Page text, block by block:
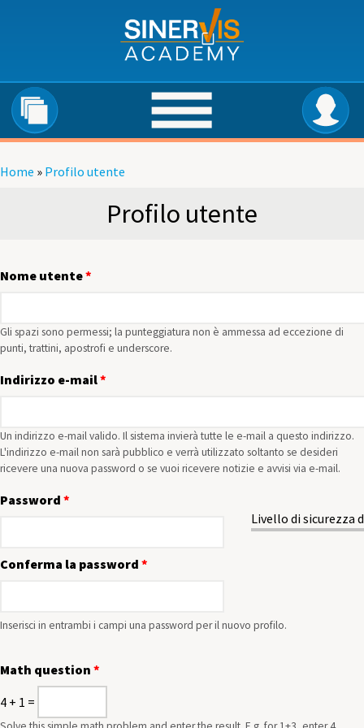
Home » Profilo utente
Profilo utente
Nome utente*
Gli spazi sono permessi; la punteggiatura non è ammessa ad eccezione di
punti, trattini, apostrofi e underscore.
Indirizzo e-mail*
Un indirizzo e-mail valido. Il sistema invierà tutte le e-mail a questo indirizzo.
L'indirizzo e-mail non sarà pubblico e verrà utilizzato soltanto se desideri
ricevere una nuova password o se vuoi ricevere notizie e avvisi via e-mail.
Livello di sicurezza
Password *
Conferma la password *
Inserisci in entrambi i campi una password per il nuovo profilo.
Math question *
4 + 1 =